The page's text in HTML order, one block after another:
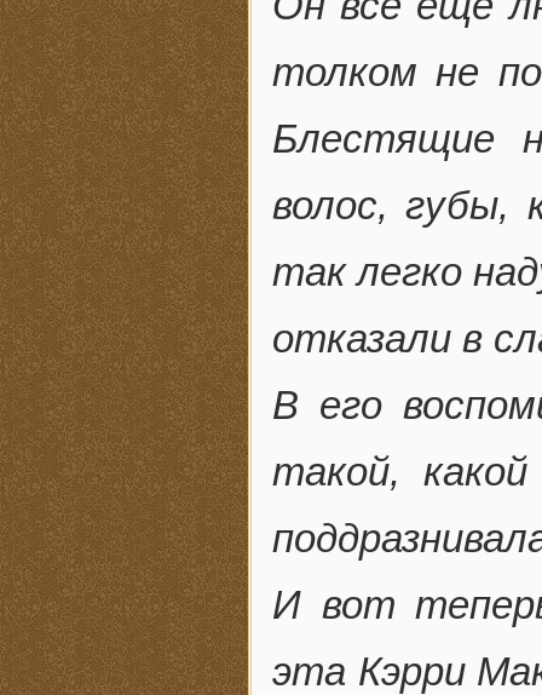
толком не
Блестящие
волос, губы,
так легко
отказали в
В его
такой,
И вот
эта Кэрри